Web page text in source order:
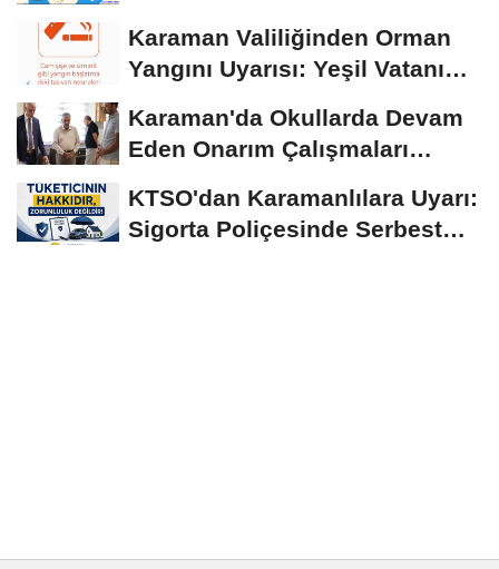
Seyrediyor
Karaman Valiliğinden Orman
Yangını Uyarısı: Yeşil Vatanı
Karaman'da Okullarda Devam
Eden Onarım Çalışmaları
KTSO'dan Karamanlılara Uyarı:
Sigorta Poliçesinde Serbest